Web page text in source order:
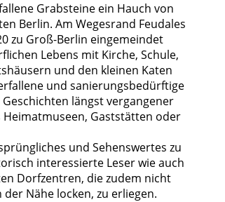
Grabsteine ein Hauch von
Berlin. Am Wegesrand Feudales
zu Groß-Berlin eingemeindet
Lebens mit Kirche, Schule,
und den kleinen Katen
und sanierungsbedürftige
längst vergangener
Gaststätten oder
und Sehenswertes zu
interessierte Leser wie auch
Dorfzentren, die zudem nicht
Nähe locken, zu erliegen.